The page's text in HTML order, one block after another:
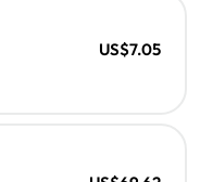
US$7.05